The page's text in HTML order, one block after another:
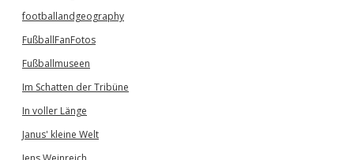
footballandgeography
FußballFanFotos
Fußballmuseen
Im Schatten der Tribüne
In voller Länge
Janus' kleine Welt